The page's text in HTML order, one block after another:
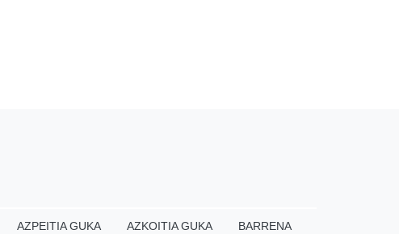
AZPEITIA GUKA AZKOITIA GUKA BARRENA